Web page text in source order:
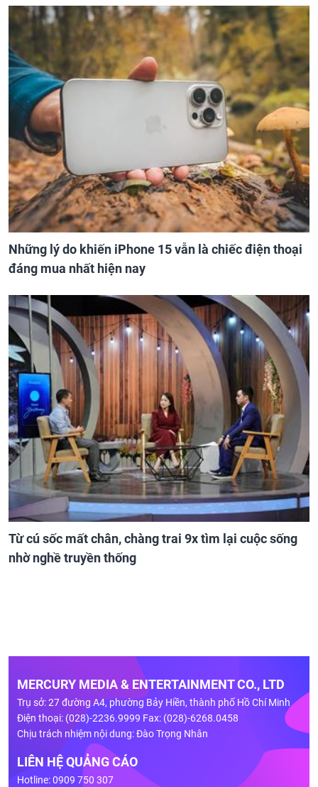
Những lý do khiến iPhone 15 vẫn là chiếc điện thoại
đáng mua nhất hiện nay
Từ cú sốc mất chân, chàng trai 9x tìm lại cuộc sống
nhờ nghề truyền thống
MERCURY MEDIA & ENTERTAINMENT CO., LTD
Trụ sở: 27 đường A4, phường Bảy Hiền, thành phố Hồ Chí Minh
Điện thoại: (028)-2236.9999 Fax: (028)-6268.0458
Chịu trách nhiệm nội dung: Đào Trọng Nhân
LIÊN HỆ QUẢNG CÁO
Hotline: 0909 750 307